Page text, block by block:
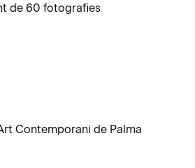
de 60 fotografies
Contemporani de Palma